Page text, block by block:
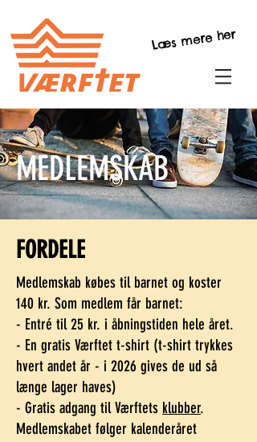
Læs mere her
MEDLEMSKAB
FORDELE
Medlemskab købes til barnet og koster
140 kr. Som medlem får barnet:
- Entré til 25 kr. i åbningstiden hele året.
- En gratis Værftet t-shirt (t-shirt trykkes
hvert andet år - i 2026 gives de ud så
længe lager haves)
- Gratis adgang til Værftets klubber.
Medlemskabet følger kalenderåret